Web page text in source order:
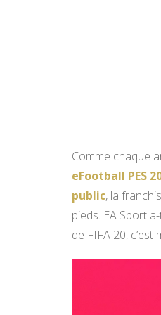
Comme chaque
eFootball PES
public, la
pieds. EA Sport
de FIFA 20, c’est